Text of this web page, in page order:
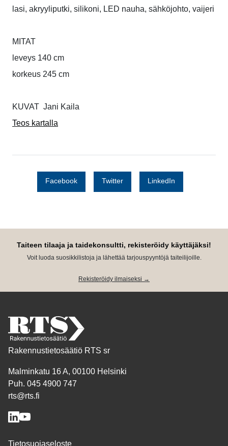
lasi, akryyliputki, silikoni, LED nauha, sähköjohto, vaijeri
MITAT
leveys 140 cm
korkeus 245 cm
KUVAT Jani Kaila
Teos kartalla
Facebook Twitter LinkedIn
Taiteen tilaaja ja taidekonsultti, rekisteröidy käyttäjäksi!
Voit luoda suosikkilistoja ja lähettää tarjouspyyntöjä taiteilijoille.
Rekisteröidy ilmaiseksi →
Rakennustietosäätiö RTS sr
Malminkatu 16 A, 00100 Helsinki
Puh. 045 4900 747
rts@rts.fi
Tietosuojaseloste